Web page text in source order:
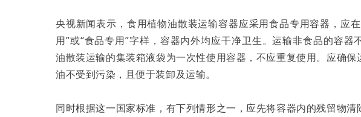
央视新闻表示，食用植物油散装运输容器应采用食品专用容器，应
用”或“食品专用”字样，容器内外均应干净卫生。运输非食品的容
油散装运输的集装箱液袋为一次性使用容器，不应重复使用。应确
油不受到污染，且便于装卸及运输。
同时根据这一国家标准，有下列情形之一，应先将容器内的残留物清